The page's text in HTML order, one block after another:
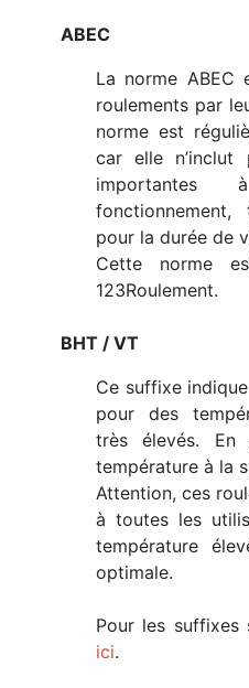
ABEC
La norme ABEC
roulements par
norme est
car elle n’inclut
pour la durée de
Cette norme
123Roulement.
BHT / VT
Ce suffixe
pour des
très élevés.
température à la
Attention, ces
à toutes les
température
optimale.
Pour les
ici.